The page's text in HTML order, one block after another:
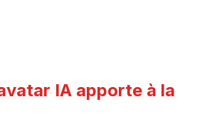
IA apporte à la